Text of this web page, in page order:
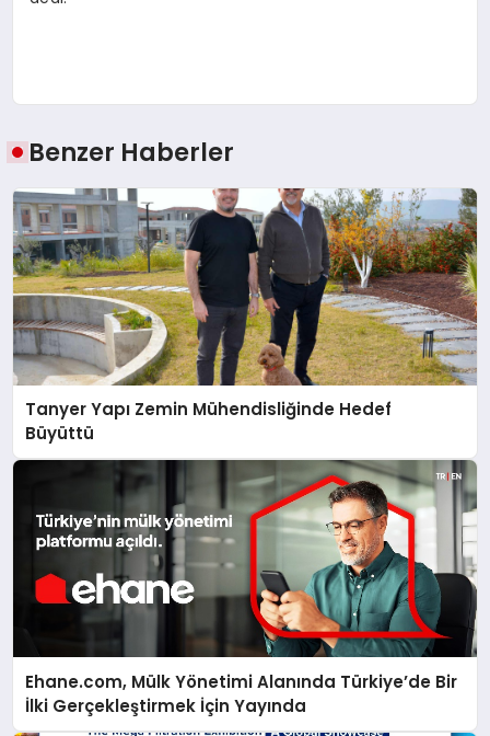
Benzer Haberler
Tanyer Yapı Zemin Mühendisliğinde Hedef
Büyüttü
Ehane.com, Mülk Yönetimi Alanında Türkiye’de Bir
İlki Gerçekleştirmek İçin Yayında